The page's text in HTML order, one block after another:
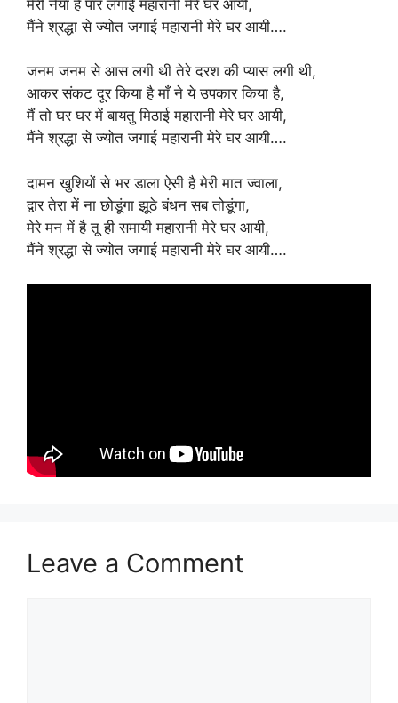
मेरी नैया है पार लगाई महारानी मेरे घर आयी,
मैंने श्रद्धा से ज्योत जगाई महारानी मेरे घर आयी….
जनम जनम से आस लगी थी तेरे दरश की प्यास लगी थी,
आकर संकट दूर किया है माँ ने ये उपकार किया है,
मैं तो घर घर में बायतु मिठाई महारानी मेरे घर आयी,
मैंने श्रद्धा से ज्योत जगाई महारानी मेरे घर आयी….
दामन खुशियों से भर डाला ऐसी है मेरी मात ज्वाला,
द्वार तेरा में ना छोडूंगा झूठे बंधन सब तोडूंगा,
मेरे मन में है तू ही समायी महारानी मेरे घर आयी,
मैंने श्रद्धा से ज्योत जगाई महारानी मेरे घर आयी….
Leave a Comment